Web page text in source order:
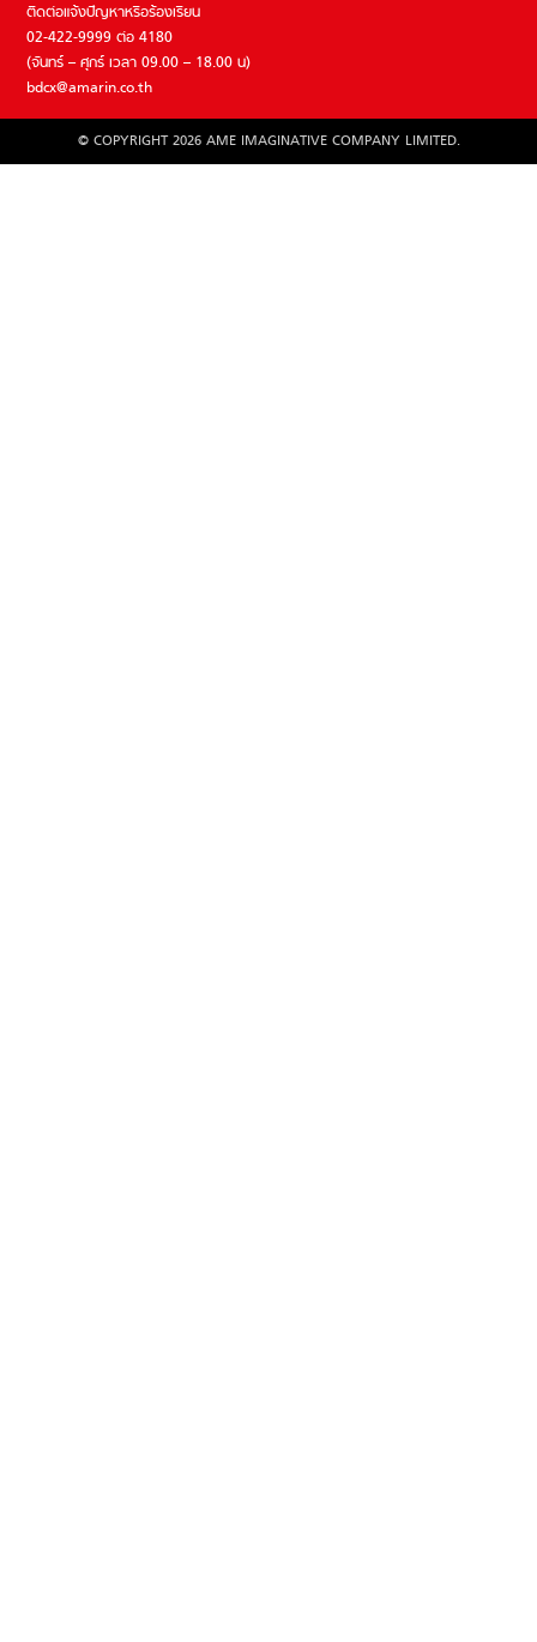
ติดต่อแจ้งปัญหาหรือร้องเรียน
02-422-9999 ต่อ 4180
(จันทร์ – ศุกร์ เวลา 09.00 – 18.00 น)
bdcx@amarin.co.th
© COPYRIGHT 2026 AME IMAGINATIVE COMPANY LIMITED.